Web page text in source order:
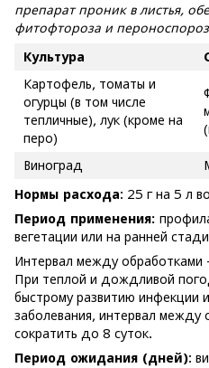
препарат проник в листья,
фитофтороза и
Культура
Картофель, томаты и
огурцы (в том числе
тепличные), лук (кроме на
перо)
Виноград
Нормы расхода: 25 г на 5 л
Период применения:
вегетации или на ранней
Интервал между
При теплой и дождливой
быстрому развитию инфекции
заболевания, интервал между
сократить до 8 суток.
Период ожидания (дней):